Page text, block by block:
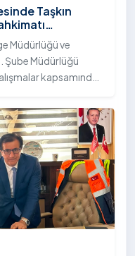
Taşkın
Müdürlüğü ve
Şube Müdürlüğü
kapsamında,
tamamlandı.